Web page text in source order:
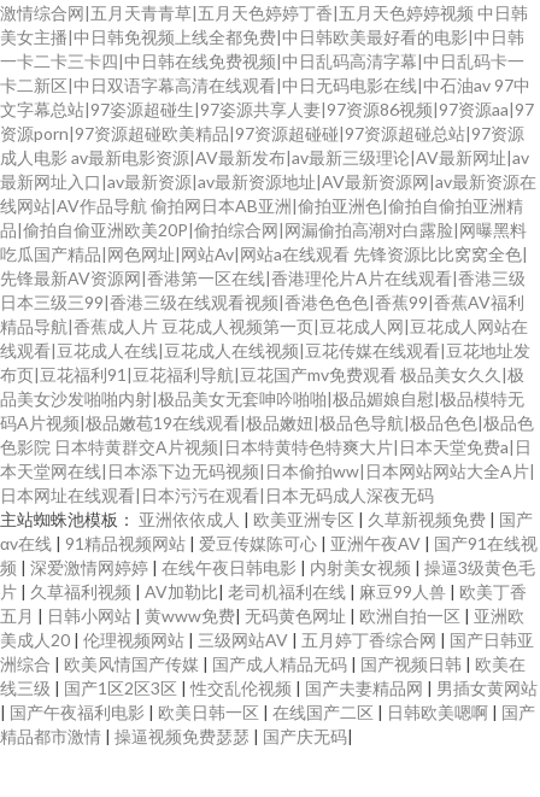
激情综合网|五月天青青草|五月天色婷婷丁香|五月天色婷婷视频 中日韩
美女主播|中日韩免视频上线全都免费|中日韩欧美最好看的电影|中日韩
一卡二卡三卡四|中日韩在线免费视频|中日乱码高清字幕|中日乱码卡一
卡二新区|中日双语字幕高清在线观看|中日无码电影在线|中石油av 97中
文字幕总站|97姿源超碰生|97姿源共享人妻|97资源86视频|97资源aa|97
资源porn|97资源超碰欧美精品|97资源超碰碰|97资源超碰总站|97资源
成人电影 av最新电影资源|AV最新发布|av最新三级理论|AV最新网址|av
最新网址入口|av最新资源|av最新资源地址|AV最新资源网|av最新资源在
线网站|AV作品导航 偷拍网日本AB亚洲|偷拍亚洲色|偷拍自偷拍亚洲精
品|偷拍自偷亚洲欧美20P|偷拍综合网|网漏偷拍高潮对白露脸|网曝黑料
吃瓜国产精品|网色网址|网站Av|网站a在线观看 先锋资源比比窝窝全色|
先锋最新AV资源网|香港第一区在线|香港理伦片A片在线观看|香港三级
日本三级三99|香港三级在线观看视频|香港色色色|香蕉99|香蕉AV福利
精品导航|香蕉成人片 豆花成人视频第一页|豆花成人网|豆花成人网站在
线观看|豆花成人在线|豆花成人在线视频|豆花传媒在线观看|豆花地址发
布页|豆花福利91|豆花福利导航|豆花国产mv免费观看极品美女久久|极
品美女沙发啪啪内射|极品美女无套呻吟啪啪|极品媚娘自慰|极品模特无
码A片视频|极品嫩苞19在线观看|极品嫩妞|极品色导航|极品色色|极品色
色影院 日本特黄群交A片视频|日本特黄特色特爽大片|日本天堂免费a|日
本天堂网在线|日本添下边无码视频|日本偷拍ww|日本网站网站大全A片|
日本网址在线观看|日本污污在观看|日本无码成人深夜无码
主站蜘蛛池模板： 亚洲依依成人 | 欧美亚洲专区 | 久草新视频免费 | 国产
αv在线 | 91精品视频网站 | 爱豆传媒陈可心 | 亚洲午夜AV | 国产91在线视
频 | 深爱激情网婷婷 | 在线午夜日韩电影 | 内射美女视频 | 操逼3级黄色毛
片 | 久草福利视频 | AV加勒比| 老司机福利在线 | 麻豆99人兽 | 欧美丁香
五月 | 日韩小网站 | 黄www免费| 无码黄色网址 | 欧洲自拍一区 | 亚洲欧
美成人20 | 伦理视频网站 | 三级网站AV | 五月婷丁香综合网 | 国产日韩亚
洲综合 | 欧美风情国产传媒 | 国产成人精品无码 | 国产视频日韩 | 欧美在
线三级 | 国产1区2区3区 |性交乱伦视频 | 国产夫妻精品网 | 男插女黄网站
| 国产午夜福利电影 | 欧美日韩一区 | 在线国产二区 | 日韩欧美嗯啊 | 国产
精品都市激情 | 操逼视频免费瑟瑟 | 国产庆无码|